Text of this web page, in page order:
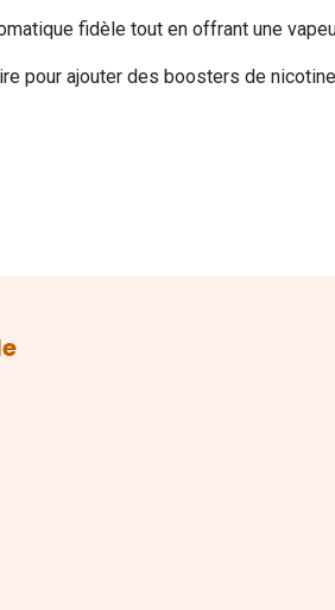
fidèle tout en offrant une
pour ajouter des boosters de